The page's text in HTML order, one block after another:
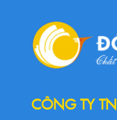
CÔNG TY